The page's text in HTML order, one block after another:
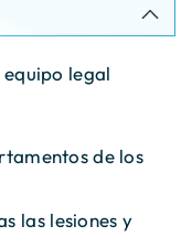
legal
de los
las lesiones y